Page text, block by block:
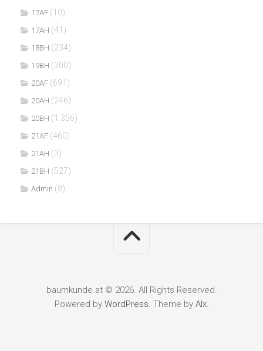
17AF (10)
17AH (41)
18BH (234)
19BH (300)
20AF (691)
20AH (246)
20BH (1.356)
21AF (460)
21AH (3)
21BH (527)
Admin (8)
baumkunde.at © 2026. All Rights Reserved.
Powered by WordPress. Theme by Alx.